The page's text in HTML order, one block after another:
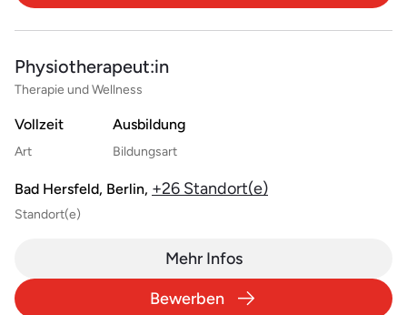
Physiotherapeut:in
Therapie und Wellness
Vollzeit
Art
Ausbildung
Bildungsart
Bad Hersfeld, Berlin, +26 Standort(e)
Standort(e)
Mehr Infos
Bewerben